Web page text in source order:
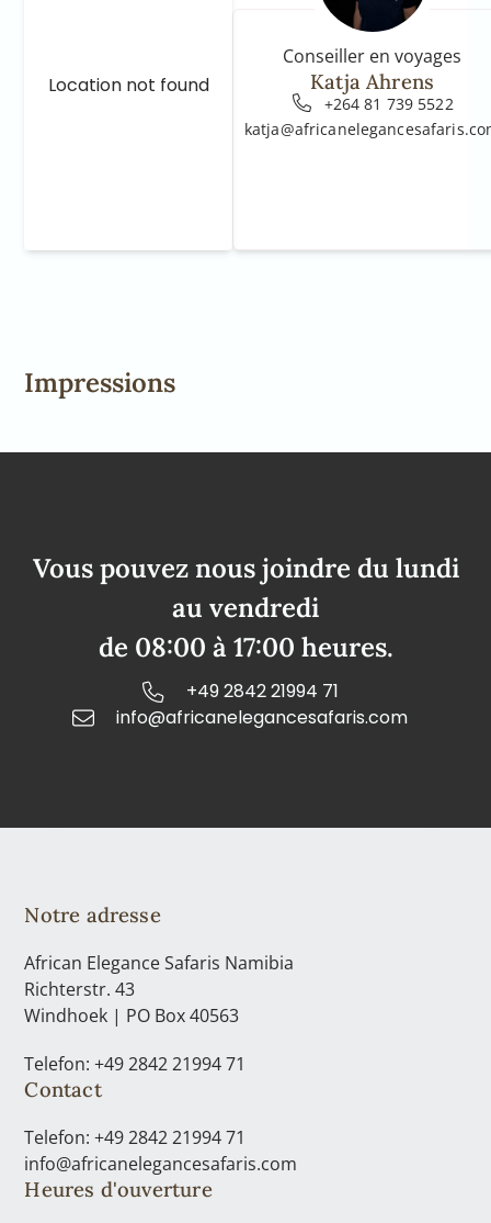
Conseiller en voyages
Katja Ahrens
+264 81 739 5522
Location not found
Impressions
Vous pouvez nous joindre du lundi
au vendredi
de 08:00 à 17:00 heures.
+49 2842 21994 71
info@africanelegancesafaris.com
Notre adresse
African Elegance Safaris Namibia
Richterstr. 43
Windhoek | PO Box 40563
Telefon: +49 2842 21994 71
Contact
Telefon: +49 2842 21994 71
info@africanelegancesafaris.com
Heures d'ouverture